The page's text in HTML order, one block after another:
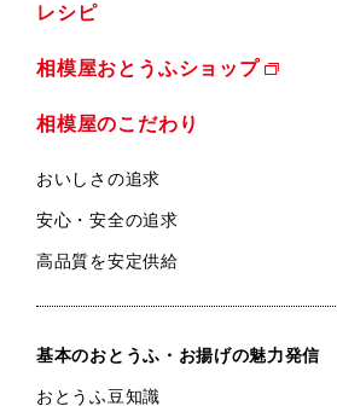
レシピ
相模屋おとうふショップ
相模屋のこだわり
おいしさの追求
安心・安全の追求
高品質を安定供給
基本のおとうふ・お揚げの魅力発信
おとうふ豆知識